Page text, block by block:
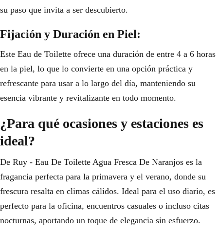
su paso que invita a ser descubierto.
Fijación y Duración en Piel:
Este Eau de Toilette ofrece una duración de entre 4 a 6 horas
en la piel, lo que lo convierte en una opción práctica y
refrescante para usar a lo largo del día, manteniendo su
esencia vibrante y revitalizante en todo momento.
¿Para qué ocasiones y estaciones es
ideal?
De Ruy - Eau De Toilette Agua Fresca De Naranjos es la
fragancia perfecta para la primavera y el verano, donde su
frescura resalta en climas cálidos. Ideal para el uso diario, es
perfecto para la oficina, encuentros casuales o incluso citas
nocturnas, aportando un toque de elegancia sin esfuerzo.